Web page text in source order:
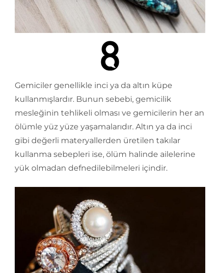
Gemiciler genellikle inci ya da altın küpe
kullanmışlardır. Bunun sebebi, gemicilik
mesleğinin tehlikeli olması ve gemicilerin her an
ölümle yüz yüze yaşamalarıdır. Altın ya da inci
gibi değerli materyallerden üretilen takılar
kullanma sebepleri ise, ölüm halinde ailelerine
yük olmadan defnedilebilmeleri içindir.